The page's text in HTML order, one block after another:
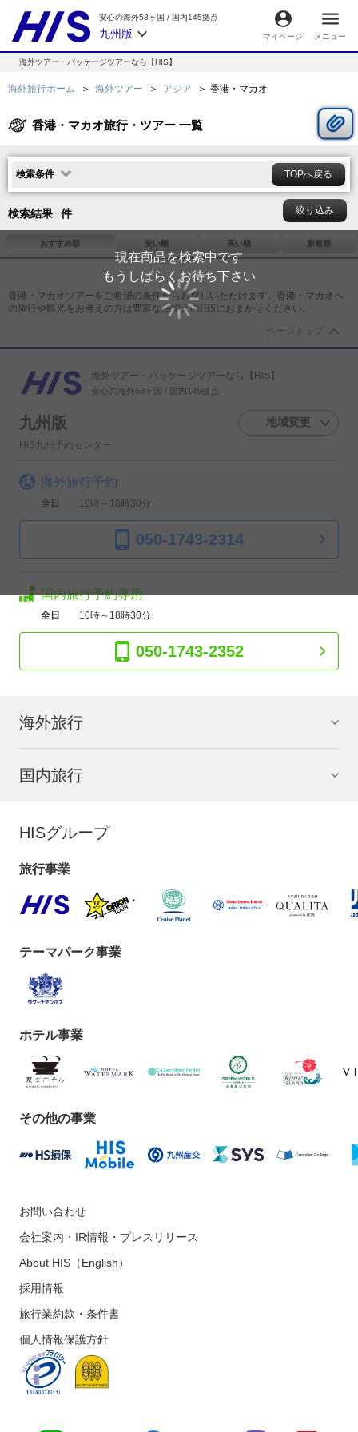
安心の海外58ヶ国 / 国内145拠点
九州版 マイページ メニュー
海外ツアー・パッケージツアーなら【HIS】
海外旅行ホーム 海外ツアー アジア 香港・マカオ
香港・マカオ旅行・ツアー 一覧
香港・マカオ ツアーをご希望の条件からお探しいただけます。 香港・マカオへ
の旅行や観光をお考えの方は豊富な品揃えのHISにおまかせください。
検索条件 TOPへ戻る
検索結果 件 絞り込み
おすすめ順 安い順 高い順 新着順
現在商品を検索中です
もうしばらくお待ち下さい
海外ツアー・パッケージツアーなら【HIS】
安心の海外58ヶ国 / 国内145拠点
九州版 地域変更
HIS九州予約センター
海外旅行予約
全日 10時～18時30分
050-1743-2314
国内旅行予約専用
全日 10時～18時30分
050-1743-2352
海外旅行
国内旅行
HISグループ
旅行事業
テーマパーク事業
ホテル事業
その他の事業
お問い合わせ
会社案内・IR情報・プレスリリース
About HIS（English）
採用情報
旅行業約款・条件書
個人情報保護方針
ページトップ